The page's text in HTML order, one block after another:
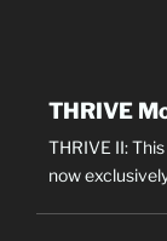
THRIVE
THRIVE II:
now